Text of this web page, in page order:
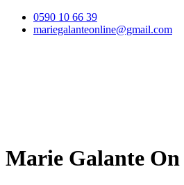
0590 10 66 39
mariegalanteonline@gmail.com
Marie Galante